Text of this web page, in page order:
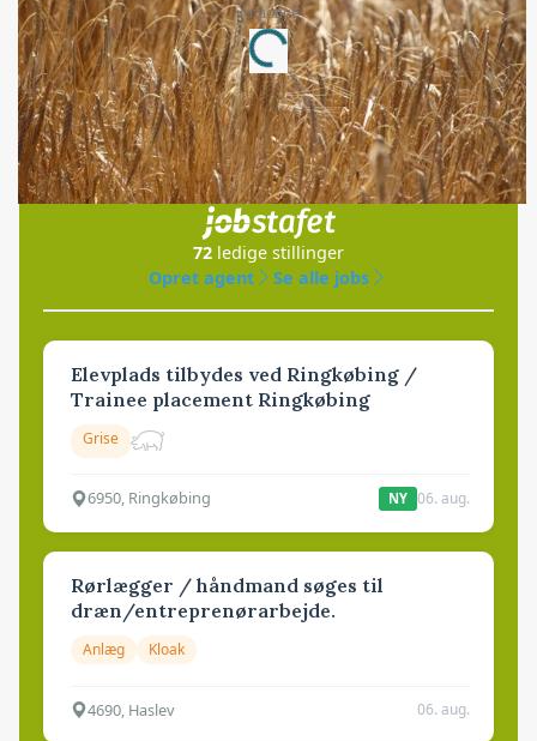
Annonce
Loading...
Jobs
i samarbejde med
72 ledige stillinger
Opret agent
Se alle jobs
Elevplads tilbydes ved Ringkøbing /
Trainee placement Ringkøbing
Grise
6950, Ringkøbing NY 06. aug.
Rørlægger / håndmand søges til
dræn/entreprenørarbejde.
Anlæg Kloak
4690, Haslev 06. aug.